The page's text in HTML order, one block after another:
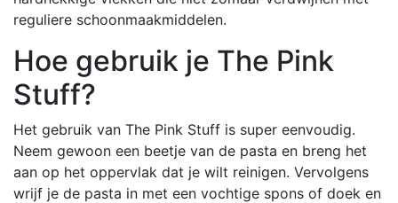
reguliere schoonmaakmiddelen.
Hoe gebruik je The Pink
Stuff?
Het gebruik van The Pink Stuff is super eenvoudig.
Neem gewoon een beetje van de pasta en breng het
aan op het oppervlak dat je wilt reinigen. Vervolgens
wrijf je de pasta in met een vochtige spons of doek en